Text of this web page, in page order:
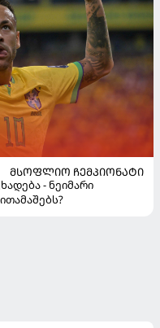
ᲛᲡᲝᲤᲚᲘᲝ ᲩᲔᲛᲞᲘᲝᲜᲐᲢᲘ
- ნეიმარი